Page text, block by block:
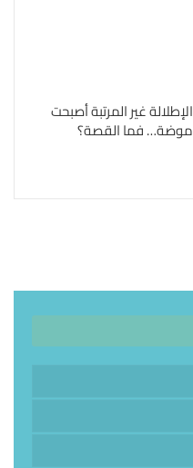
الإطلالة غير المرتبة أصبحت
موضة… فما القصة؟